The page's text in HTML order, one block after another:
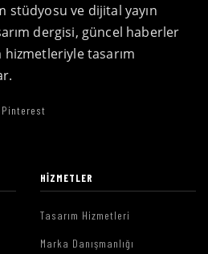
stüdyosu ve dijital yayın
dergisi, güncel haberler
tasarım
Pinterest
HIZMETLER
Tasarım Hizmetleri
Marka Danışmanlığı